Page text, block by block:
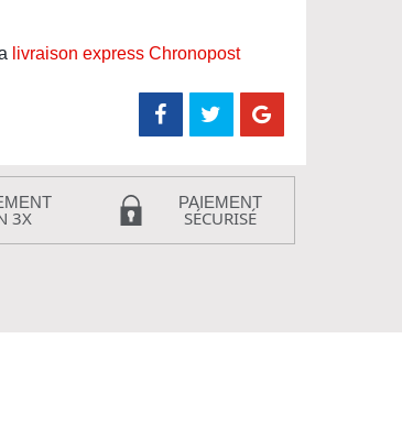
livraison express Chronopost
3X
PAIEMENT
SÉCURISÉ